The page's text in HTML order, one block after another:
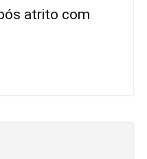
atrito com